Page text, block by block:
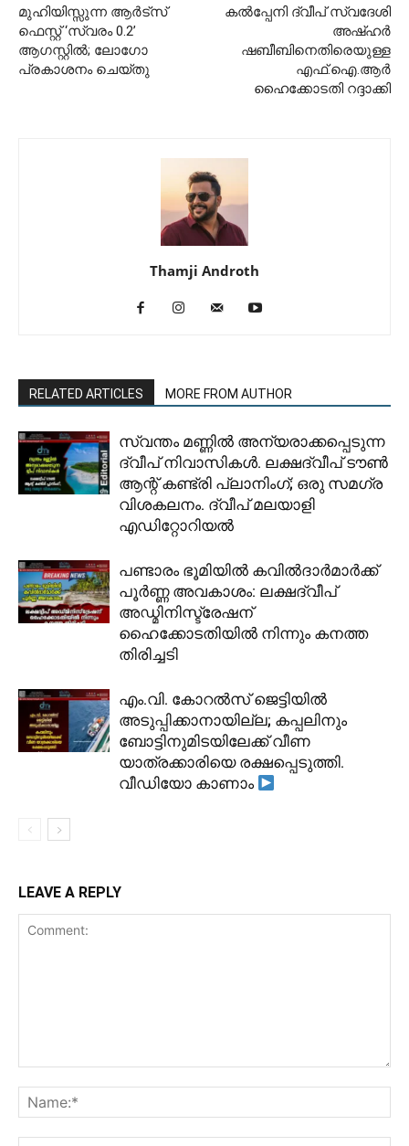
മുഹിയിസ്സുന്ന ആർട്‌സ്
ഫെസ്റ്റ് ‘സ്വരം 0.2’
ആഗസ്റ്റിൽ; ലോഗോ
പ്രകാശനം ചെയ്തു
കൽപ്പേനി ദ്വീപ് സ്വദേശി
അഷ്ഹർ
ഷബീബിനെതിരെയുള്ള
എഫ്.ഐ.ആർ
ഹൈക്കോടതി റദ്ദാക്കി
Thamji Androth
RELATED ARTICLES MORE FROM AUTHOR
സ്വന്തം മണ്ണിൽ അന്യരാക്കപ്പെടുന്ന
ദ്വീപ് നിവാസികൾ. ലക്ഷദ്വീപ് ടൗൺ
ആന്റ് കണ്ട്രി പ്ലാനിംഗ്; ഒരു സമഗ്ര
വിശകലനം. ദ്വീപ് മലയാളി
എഡിറ്റോറിയൽ
പണ്ടാരം ഭൂമിയിൽ കവിൽദാർമാർക്ക്
പൂർണ്ണ അവകാശം: ലക്ഷദ്വീപ്
അഡ്മിനിസ്ട്രേഷന്
ഹൈക്കോടതിയിൽ നിന്നും കനത്ത
തിരിച്ചടി
​എം.വി. കോറൽസ് ജെട്ടിയിൽ
അടുപ്പിക്കാനായില്ല; കപ്പലിനും
ബോട്ടിനുമിടയിലേക്ക് വീണ
യാത്രക്കാരിയെ രക്ഷപ്പെടുത്തി.
വീഡിയോ കാണാം
LEAVE A REPLY